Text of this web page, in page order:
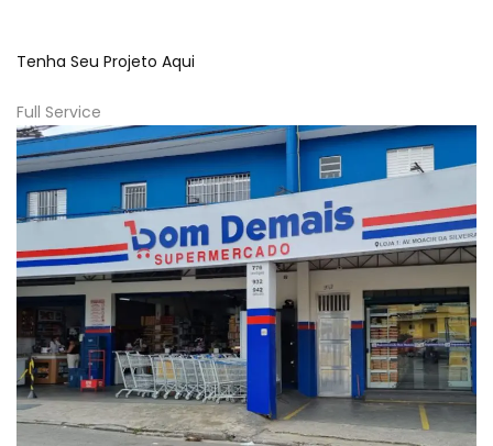
Tenha Seu Projeto Aqui
Full Service